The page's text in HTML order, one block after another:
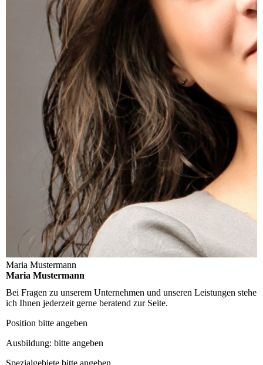
Maria Mustermann
Maria Mustermann
Bei Fragen zu unserem Unternehmen und unseren Leistungen stehe
ich Ihnen jederzeit gerne beratend zur Seite.
Position bitte angeben
Ausbildung: bitte angeben